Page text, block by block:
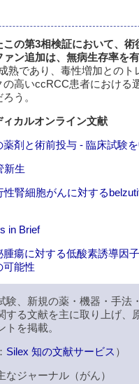
この第3相検証において、
ン追加は、無病生存率を有
熟であり、毒性増加とのト
の高いccRCC患者における
う。
ィカルオンライン文献
薬剤と術前投与 - 臨床試験
新生
性腎細胞がんに対する
in Brief
腫瘍に対する低酸素誘導因
可能性
験、新規の薬・機器・手法
する文献を主に取り上げ、
トを掲載。
Silex 知の文献サービス ）
なジャーナル（がん）